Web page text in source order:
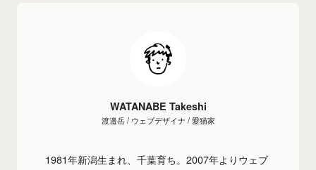
WATANABE Takeshi
渡邉岳 / ウェブデザイナ / 愛猫家
1981年新潟生まれ、千葉育ち。2007年よりウェブ